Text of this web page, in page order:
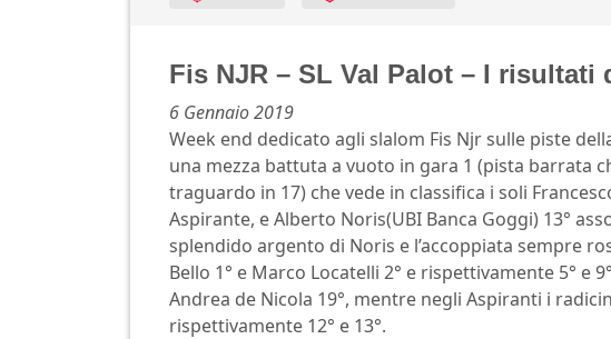
Fis NJR – SL Val Palot – I
6 Gennaio 2019
Week end dedicato agli slalom Fis Njr sulle piste
una mezza battuta a vuoto in gara 1 (pista barrata
traguardo in 17) che vede in classifica i soli
Aspirante, e Alberto Noris(UBI Banca Goggi) 13°
splendido argento di Noris e l’accoppiata sempre
Bello 1° e Marco Locatelli 2° e rispettivamente 5° e
Andrea de Nicola 19°, mentre negli Aspiranti i
rispettivamente 12° e 13°.